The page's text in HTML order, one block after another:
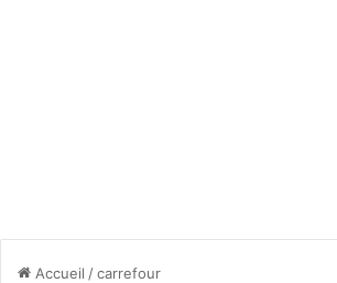
Accueil /carrefour